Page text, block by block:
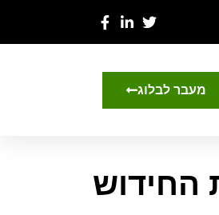
מעבר לבלוג
החידוש